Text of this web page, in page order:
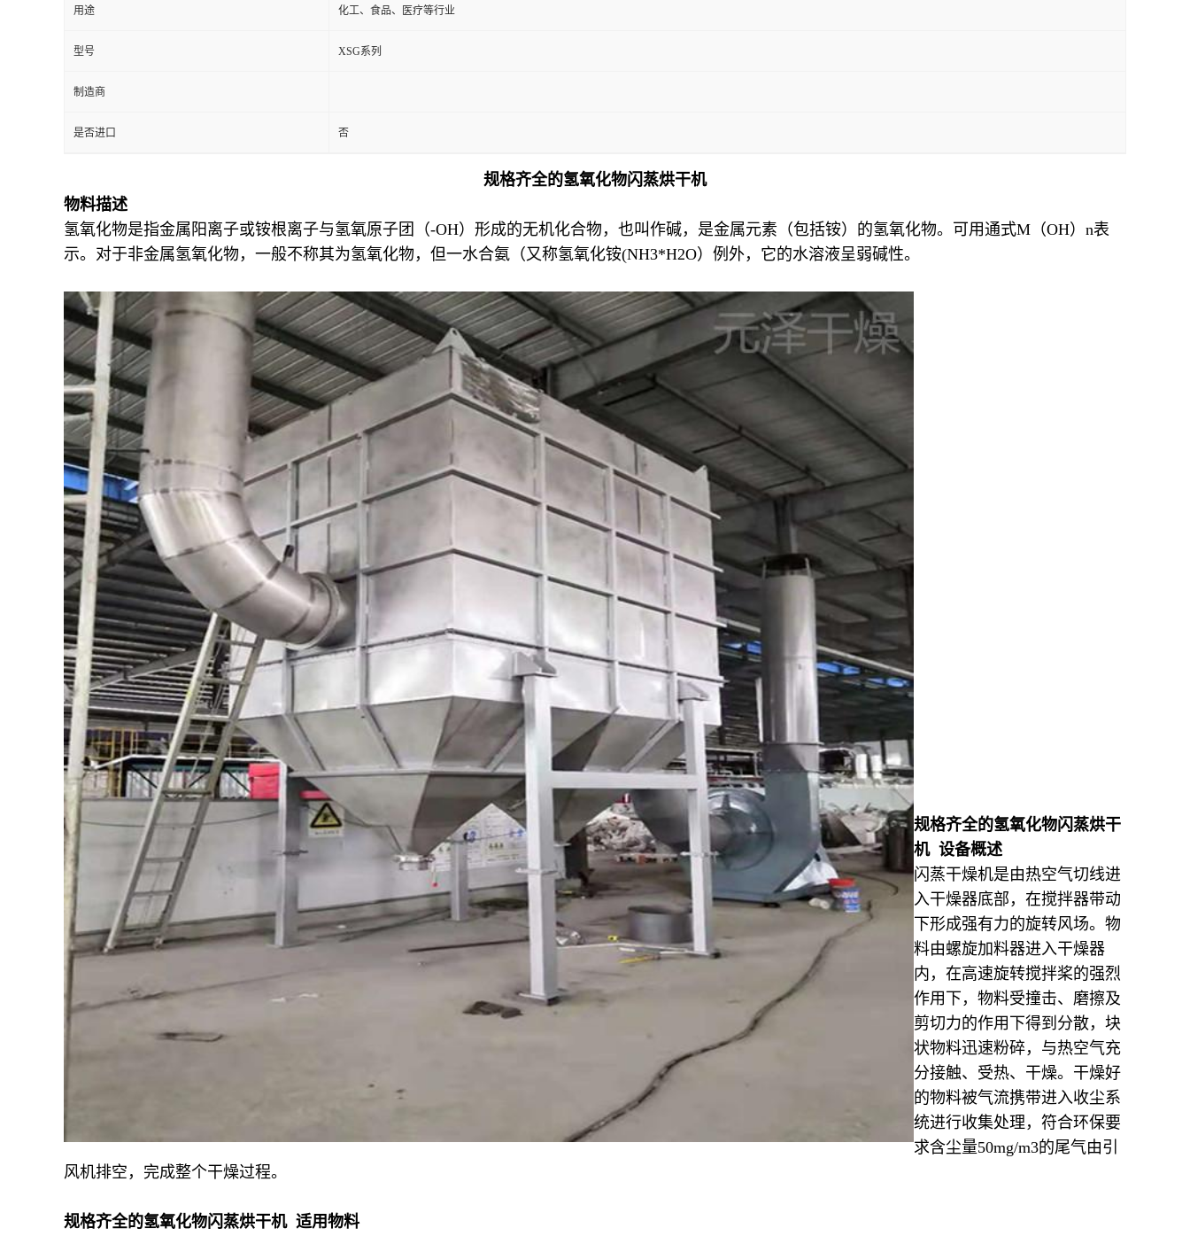
用途 化工、食品、医疗等行业
型号 XSG系列
制造商
是否进口 否
规格齐全的氢氧化物闪蒸烘干机
物料描述
氢氧化物是指金属阳离子或铵根离子与氢氧原子团（-OH）形成的无机化合物，也叫作碱，是金属元素（包括铵）的氢氧化物。可用通式M（OH）n表
示。对于非金属氢氧化物，一般不称其为氢氧化物，但一水合氨（又称氢氧化铵(NH3*H2O）例外，它的水溶液呈弱碱性。
规格齐全的氢氧化物闪蒸烘干
机 设备概述
闪蒸干燥机是由热空气切线进
入干燥器底部，在搅拌器带动
下形成强有力的旋转风场。物
料由螺旋加料器进入干燥器
内，在高速旋转搅拌桨的强烈
作用下，物料受撞击、磨擦及
剪切力的作用下得到分散，块
状物料迅速粉碎，与热空气充
分接触、受热、干燥。干燥好
的物料被气流携带进入收尘系
统进行收集处理，符合环保要
求含尘量50mg/m3的尾气由引
风机排空，完成整个干燥过程。
规格齐全的氢氧化物闪蒸烘干机 适用物料